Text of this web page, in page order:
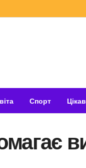
Спорт